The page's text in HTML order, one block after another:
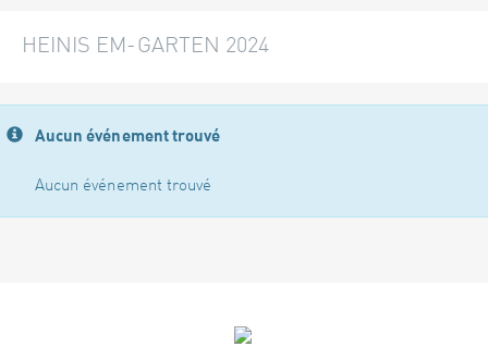
HEINIS EM-GARTEN 2024
Aucun événement trouvé
Aucun événement trouvé